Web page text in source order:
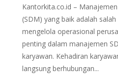
Kantorkita.co.id –
(SDM) yang baik adalah
mengelola operasional
penting dalam manajemen
karyawan. Kehadiran
langsung berhubungan...